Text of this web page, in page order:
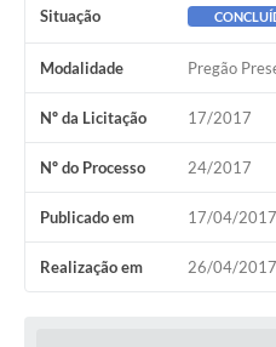
Situação
Modalidade Pregão
Nº da Licitação 17/2017
Nº do Processo 24/2017
Publicado em 17/04/2017
Realização em 26/04/